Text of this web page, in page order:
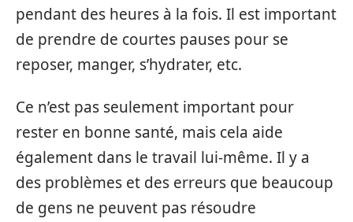
pendant des heures à la fois. Il est important
de prendre de courtes pauses pour se
reposer, manger, s’hydrater, etc.
Ce n’est pas seulement important pour
rester en bonne santé, mais cela aide
également dans le travail lui-même. Il y a
des problèmes et des erreurs que beaucoup
de gens ne peuvent pas résoudre